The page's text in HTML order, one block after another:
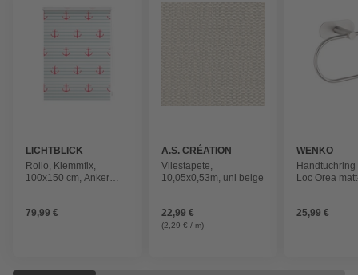
LICHTBLICK
Rollo, ‎‎Klemmfix,
100x150 cm‎‎, Anker
79,99 €
A.S. CRÉATION
Vliestapete,
10,05x0,53m, uni beige
22,99 €
(2,29 € / m)
WENKO
Handtuchring
Loc Orea
25,99 €